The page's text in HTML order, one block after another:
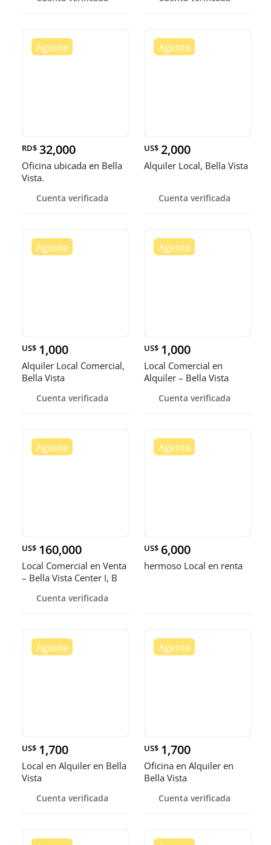
RD$ 32,000
Oficina ubicada en Bella
Vista.
Cuenta verificada
US$ 2,000
Alquiler Local, Bella Vista
Cuenta verificada
US$ 1,000
Alquiler Local Comercial,
Bella Vista
Cuenta verificada
US$ 1,000
Local Comercial en
Alquiler – Bella Vista
Cuenta verificada
US$ 160,000
Local Comercial en Venta
– Bella Vista Center I, B
Cuenta verificada
US$ 6,000
hermoso Local en renta
US$ 1,700
Local en Alquiler en Bella
Vista
Cuenta verificada
US$ 1,700
Oficina en Alquiler en
Bella Vista
Cuenta verificada